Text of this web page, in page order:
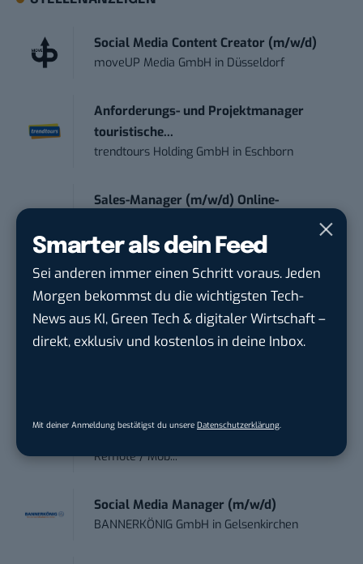
Smarter als dein Feed
Sei anderen immer einen Schritt voraus. Jeden
Morgen bekommst du die wichtigsten Tech-
News aus KI, Green Tech & digitaler Wirtschaft –
direkt, exklusiv und kostenlos in deine Inbox.
Mit deiner Anmeldung bestätigst du unsere Datenschutzerklärung.
Social Media Content Creator (m/w/d)
moveUP Media GmbH in Düsseldorf
Anforderungs- und Projektmanager
touristische...
trendtours Holding GmbH in Eschborn
Sales-Manager (m/w/d) Online-
.wtv Württemberger Medien GmbH & ...
Endpoint Security Engineer – OT (f/m/x)
ZEISS inOberkochen (Baden-Württemberg),
München
Remote / Mob...
Social Media Manager (m/w/d)
BANNERKÖNIG GmbH in Gelsenkirchen